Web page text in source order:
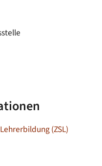
(ZSL)